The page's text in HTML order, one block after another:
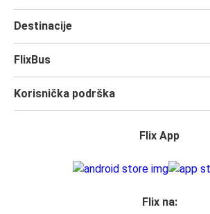
Destinacije
FlixBus
Korisnička podrška
Flix App
Flix na: